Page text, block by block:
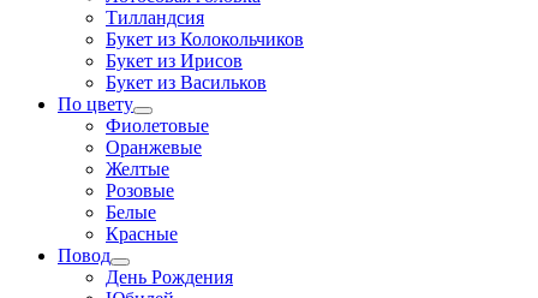
Тилландсия
Букет из Колокольчиков
Букет из Ирисов
Букет из Васильков
По цвету
Фиолетовые
Оранжевые
Желтые
Розовые
Белые
Красные
Повод
День Рождения